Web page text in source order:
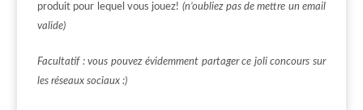
produit pour lequel vous jouez! (n’oubliez pas de mettre un email
valide)
Facultatif : vous pouvez évidemment partager ce joli concours sur
les réseaux sociaux :)